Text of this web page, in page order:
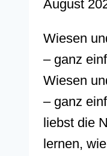
August
Wiesen
– ganz
Wiesen
– ganz
liebst die
lernen,